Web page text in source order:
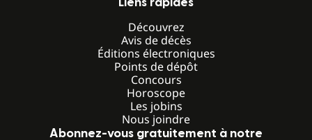
Découvrez
Avis de décès
Éditions électroniques
Points de dépôt
Concours
Horoscope
Les jobins
Nous joindre
Abonnez-vous gratuitement à notre